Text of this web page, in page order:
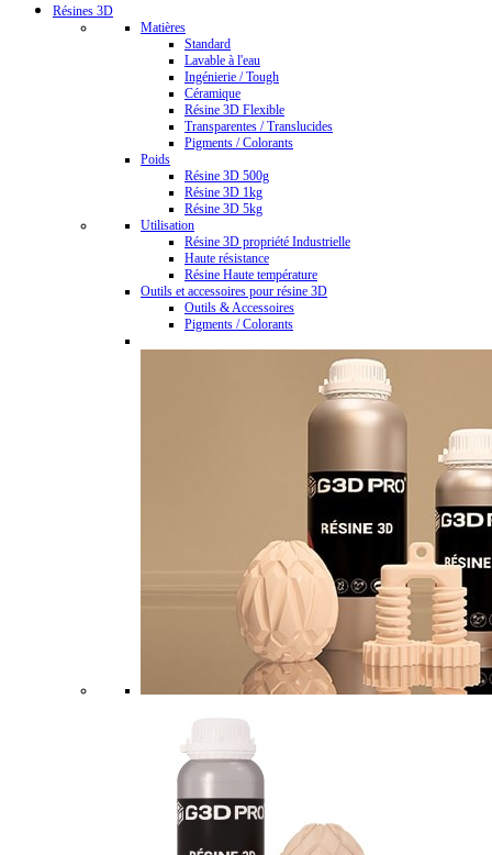
Résines 3D
Matières
Standard
Lavable à l'eau
Ingénierie / Tough
Céramique
Résine 3D Flexible
Transparentes / Translucides
Pigments / Colorants
Poids
Résine 3D 500g
Résine 3D 1kg
Résine 3D 5kg
Utilisation
Résine 3D propriété Industrielle
Haute résistance
Résine Haute température
Outils et accessoires pour résine 3D
Outils & Accessoires
Pigments / Colorants